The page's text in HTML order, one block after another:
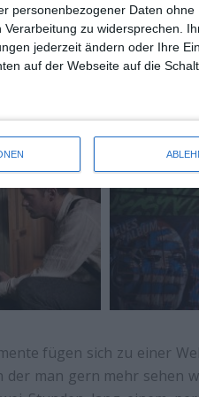
personenbezogener Daten
Verarbeitung zu widersprechen.
jederzeit ändern oder Ihre
auf der Webseite auf die
einer technophoben
technologiedominierten
hat keinen wirklichen
fügen sich zu einer
der man gern mehr sehen